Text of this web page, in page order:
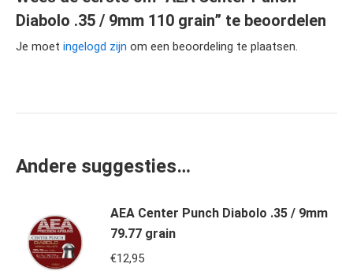
Diabolo .35 / 9mm 110 grain” te beoordelen
Je moet ingelogd zijn om een beoordeling te plaatsen.
Andere suggesties…
AEA Center Punch Diabolo .35 / 9mm
79.77 grain
€12,95